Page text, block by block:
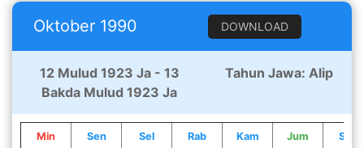
Oktober 1990 DOWNLOAD
12 Mulud 1923 Ja - 13
Bakda Mulud 1923 Ja
Tahun Jawa: Alip
Min Sen Sel Rab Kam Jum Sab